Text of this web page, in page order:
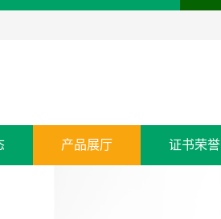
产品展厅 证书荣誉